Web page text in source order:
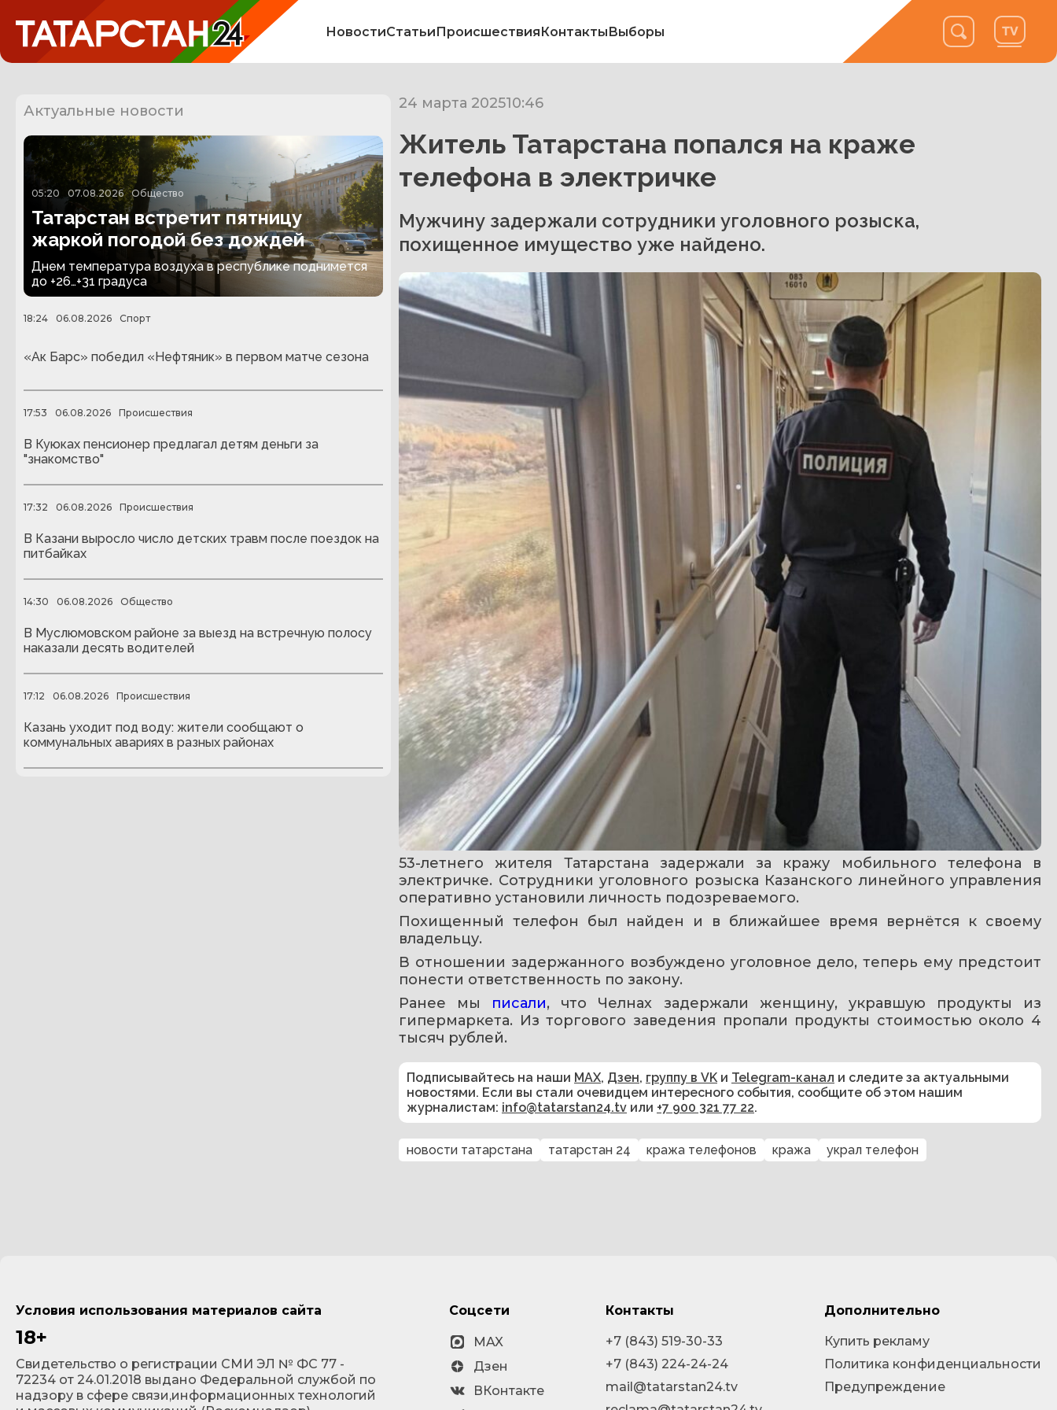
НовостиСтатьиПроисшествияКонтактыВыборы
Актуальные новости
05:20 07.08.2026 Общество
Татарстан встретит пятницу
жаркой погодой без дождей
Днем температура воздуха в республике поднимется
до +26…+31 градуса
18:24 06.08.2026 Спорт
«Ак Барс» победил «Нефтяник» в первом матче сезона
17:53 06.08.2026 Происшествия
В Куюках пенсионер предлагал детям деньги за
"знакомство"
17:32 06.08.2026 Происшествия
В Казани выросло число детских травм после поездок на
питбайках
14:30 06.08.2026 Общество
В Муслюмовском районе за выезд на встречную полосу
наказали десять водителей
17:12 06.08.2026 Происшествия
Казань уходит под воду: жители сообщают о
коммунальных авариях в разных районах
24 марта 202510:46
Житель Татарстана попался на краже
телефона в электричке
Мужчину задержали сотрудники уголовного розыска,
похищенное имущество уже найдено.
53-летнего жителя Татарстана задержали за кражу мобильного телефона в
электричке. Сотрудники уголовного розыска Казанского линейного управления
оперативно установили личность подозреваемого.
Похищенный телефон был найден и в ближайшее время вернётся к своему
владельцу.
В отношении задержанного возбуждено уголовное дело, теперь ему предстоит
понести ответственность по закону.
Ранее мы писали, что Челнах задержали женщину, укравшую продукты из
гипермаркета. Из торгового заведения пропали продукты стоимостью около 4
тысяч рублей.
Подписывайтесь на наши MAX, Дзен, группу в VK и Telegram-канал и следите за актуальными
новостями. Если вы стали очевидцем интересного события, сообщите об этом нашим
журналистам: info@tatarstan24.tv или +7 900 321 77 22.
новости татарстана татарстан 24 кража телефонов кража украл телефон
Условия использования материалов сайта
18+
Cвидетельство о регистрации СМИ ЭЛ № ФС 77 -
72234 от 24.01.2018 выдано Федеральной службой по
надзору в сфере связи,информационных технологий
Соцсети
MAX
Дзен
ВКонтакте
Контакты
+7 (843) 519-30-33
+7 (843) 224-24-24
mail@tatarstan24.tv
Дополнительно
Купить рекламу
Политика конфиденциальности
Предупреждение